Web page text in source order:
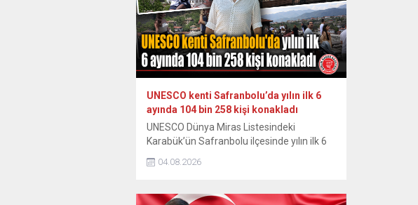
restorasyon maliyeti için kaynak arayışları
hız kazandı. Safranbolu Belediyesi Kültürel
Miras...
UNESCO kenti Safranbolu’da yılın ilk 6
ayında 104 bin 258 kişi konakladı
UNESCO Dünya Miras Listesindeki
Karabük’ün Safranbolu ilçesinde yılın ilk 6
yüzde 7,1 artış yaşanırken, yabancı turist
Osmanlı döneminden kalma han, hamam,
04.08.2026